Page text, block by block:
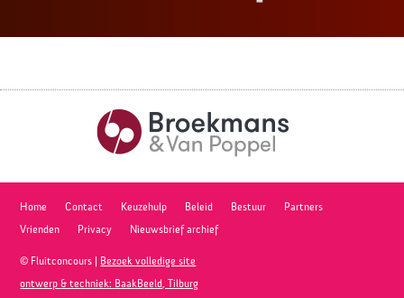
Home Contact Keuzehulp Beleid Bestuur
Partners
Vrienden
Privacy Nieuwsbrief archief
© Fluitconcours |
Bezoek volledige site
ontwerp & techniek: BaakBeeld, Tilburg